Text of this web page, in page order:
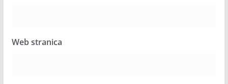
Web stranica